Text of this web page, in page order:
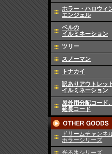
ホラー・ハロウィ
エンジェル
ベルの
イルミネーション
ツリー
スノーマン
トナカイ
訳ありアウトレッ
イルミネーション
屋外用分配コード、
延長コード
ドリームチャンネ
ホラーシリーズ
光る氷シリーズ